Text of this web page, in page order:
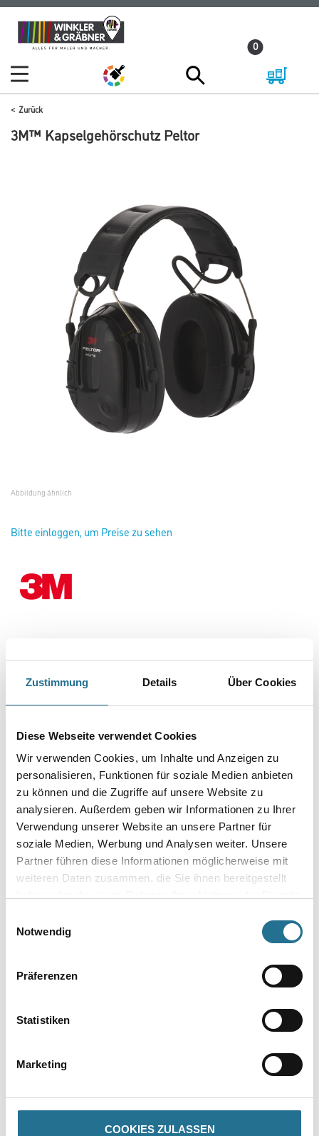
Zustimmung Details Über Cookies
Diese Webseite verwendet Cookies
Wir verwenden Cookies, um Inhalte und Anzeigen zu
personalisieren, Funktionen für soziale Medien anbieten
zu können und die Zugriffe auf unsere Website zu
analysieren. Außerdem geben wir Informationen zu Ihrer
Verwendung unserer Website an unsere Partner für
soziale Medien, Werbung und Analysen weiter. Unsere
Partner führen diese Informationen möglicherweise mit
weiteren Daten zusammen, die Sie ihnen bereitgestellt
Notwendig
Präferenzen
Statistiken
Marketing
COOKIES ZULASSEN
Zum
Inhalt
Zum
Navigationsmenü
0
Zurück
3M™ Kapselgehörschutz Peltor
Abbildung ähnlich
Bitte einloggen, um Preise zu sehen
#PROTACSC1
Art-Nr.: 4014-001269
Größe
Farbtonbezeichnung
Umrechnungsfaktoren
GEFAHRENHINWEISE